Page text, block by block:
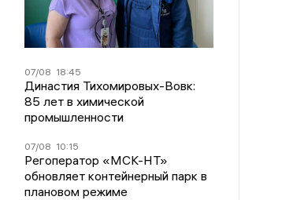
07/08 18:45
Династия Тихомировых-Вовк:
85 лет в химической
промышленности
07/08 10:15
Регоператор «МСК-НТ»
обновляет контейнерный парк в
плановом режиме